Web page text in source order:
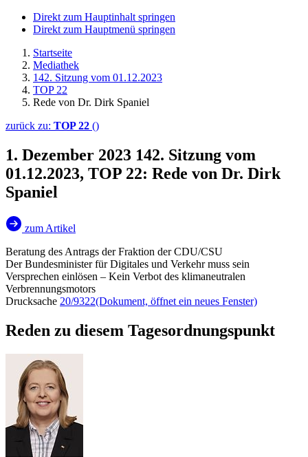
Direkt zum Hauptinhalt springen
Direkt zum Hauptmenü springen
Startseite
Mediathek
142. Sitzung vom 01.12.2023
TOP 22
Rede von Dr. Dirk Spaniel
zurück zu: TOP 22 ()
1. Dezember 2023 142. Sitzung vom
01.12.2023, TOP 22: Rede von Dr. Dirk
Spaniel
zum Artikel
Beratung des Antrags der Fraktion der CDU/CSU
Der Bundesminister für Digitales und Verkehr muss sein
Versprechen einlösen – Kein Verbot des klimaneutralen
Verbrennungsmotors
Drucksache 20/9322(Dokument, öffnet ein neues Fenster)
Reden zu diesem Tagesordnungspunkt